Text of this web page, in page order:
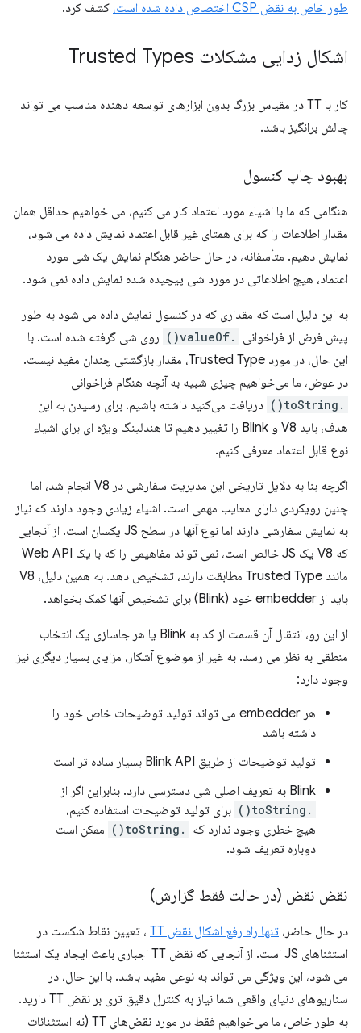
طور خاص به نقض CSP اختصاص داده شده است، کشف کرد.
اشکال زدایی مشکلات Trusted Types
کار با TT در مقیاس بزرگ بدون ابزارهای توسعه دهنده مناسب می تواند
چالش برانگیز باشد.
بهبود چاپ کنسول
هنگامی که ما با اشیاء مورد اعتماد کار می کنیم، می خواهیم حداقل همان
مقدار اطلاعات را که برای همتای غیر قابل اعتماد نمایش داده می شود،
نمایش دهیم. متأسفانه، در حال حاضر هنگام نمایش یک شی مورد
اعتماد، هیچ اطلاعاتی در مورد شی پیچیده شده نمایش داده نمی شود.
به این دلیل است که مقداری که در کنسول نمایش داده می شود به طور
پیش فرض از فراخوانی
.valueOf()
روی شی گرفته شده است. با
این حال، در مورد Trusted Type، مقدار بازگشتی چندان مفید نیست.
در عوض، ما می‌خواهیم چیزی شبیه به آنچه هنگام فراخوانی
.toString()
دریافت می‌کنید داشته باشیم. برای رسیدن به این
هدف، باید V8 و Blink را تغییر دهیم تا هندلینگ ویژه ای برای اشیاء
نوع قابل اعتماد معرفی کنیم.
اگرچه بنا به دلایل تاریخی این مدیریت سفارشی در V8 انجام شد، اما
چنین رویکردی دارای معایب مهمی است. اشیاء زیادی وجود دارند که نیاز
به نمایش سفارشی دارند اما نوع آنها در سطح JS یکسان است. از آنجایی
که V8 یک JS خالص است، نمی تواند مفاهیمی را که با یک Web API
مانند Trusted Type مطابقت دارند، تشخیص دهد. به همین دلیل، V8
باید از embedder خود (Blink) برای تشخیص آنها کمک بخواهد.
از این رو، انتقال آن قسمت از کد به Blink یا هر جاسازی یک انتخاب
منطقی به نظر می رسد. به غیر از موضوع آشکار، مزایای بسیار دیگری نیز
وجود دارد:
هر embedder می تواند تولید توضیحات خاص خود را
داشته باشد
تولید توضیحات از طریق Blink API بسیار ساده تر است
Blink به تعریف اصلی شی دسترسی دارد. بنابراین اگر از
.toString()
برای تولید توضیحات استفاده کنیم،
هیچ خطری وجود ندارد که
.toString()
ممکن است
دوباره تعریف شود.
نقض نقض (در حالت فقط گزارش)
در حال حاضر، تنها راه رفع اشکال نقض TT
، تعیین نقاط شکست در
استثناهای JS است. از آنجایی که نقض TT اجباری باعث ایجاد یک استثنا
می شود، این ویژگی می تواند به نوعی مفید باشد. با این حال، در
سناریوهای دنیای واقعی شما نیاز به کنترل دقیق تری بر نقض TT دارید.
به طور خاص، ما می‌خواهیم فقط در مورد نقض‌های TT (نه استثنائات